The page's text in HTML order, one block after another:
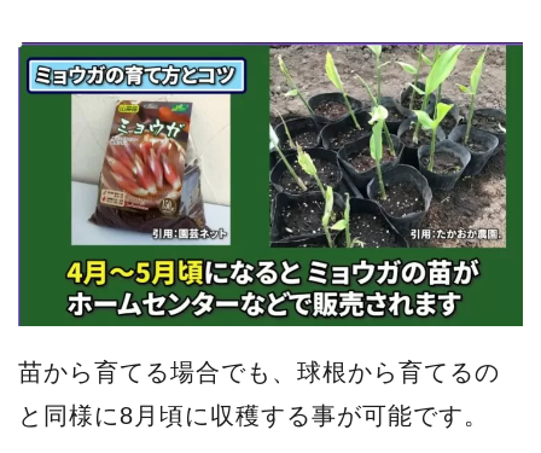
苗から育てる場合でも、球根から育てるの
と同様に8月頃に収穫する事が可能です。